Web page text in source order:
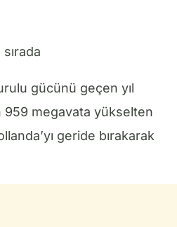
gücünü geçen yıl
959 megavata yükselten
geride bırakarak